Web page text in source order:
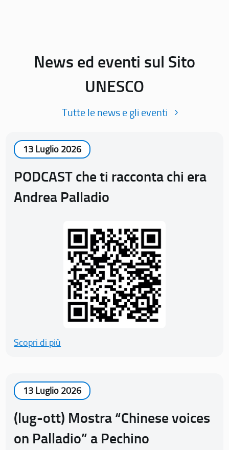
News ed eventi sul Sito
UNESCO
Tutte le news e gli eventi
13 Luglio 2026
PODCAST che ti racconta chi era
Andrea Palladio
Scopri di più
13 Luglio 2026
(lug-ott) Mostra “Chinese voices
on Palladio” a Pechino